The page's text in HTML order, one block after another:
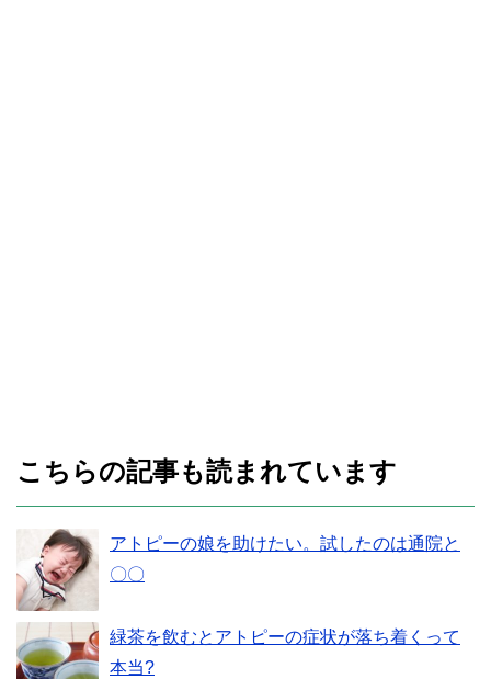
こちらの記事も読まれています
アトピーの娘を助けたい。試したのは通院と
〇〇
緑茶を飲むとアトピーの症状が落ち着くって
本当?